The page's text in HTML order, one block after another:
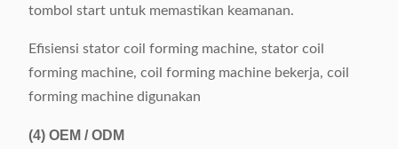
tombol start untuk memastikan keamanan.
Efisiensi stator coil forming machine, stator coil
forming machine, coil forming machine bekerja, coil
forming machine digunakan
(4) OEM / ODM